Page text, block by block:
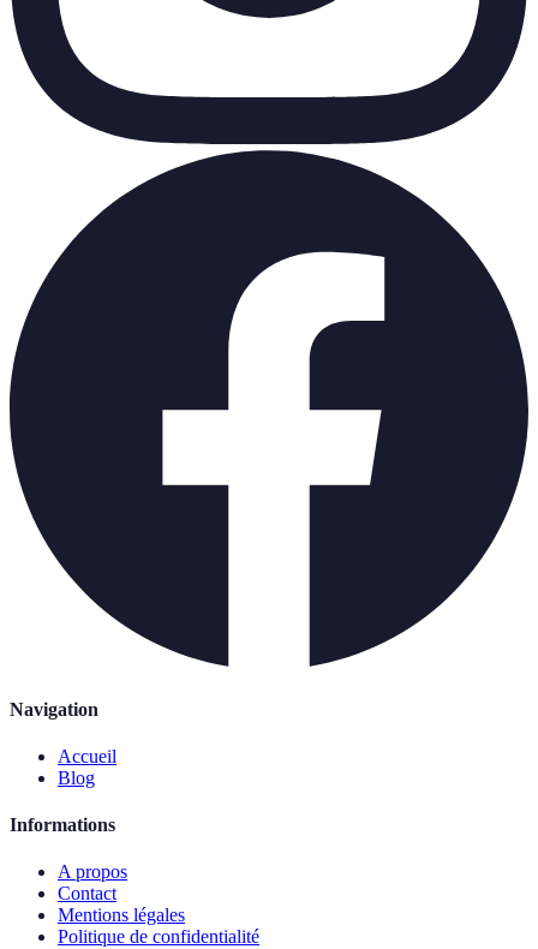
Navigation
Accueil
Blog
Informations
A propos
Contact
Mentions légales
Politique de confidentialité